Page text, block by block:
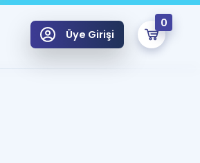
Üye Girişi
0